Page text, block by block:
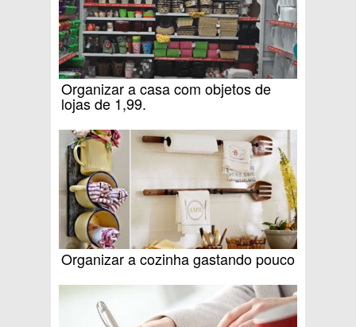
Organizar a casa com objetos de
lojas de 1,99.
Organizar a cozinha gastando pouco